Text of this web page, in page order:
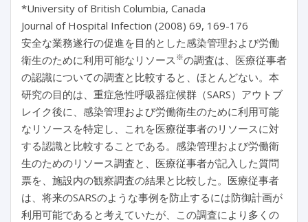
*University of British Columbia, Canada
Journal of Hospital Infection (2008) 69, 169-176
安全な業務遂行の促進を目的とした感染管理および労働
衛生のために利用可能なリソース ※の調査は、医療従事者
の認識についての調査と比較すると、ほとんどない。本
研究の目的は、重症急性呼吸器症候群（SARS）アウトブ
レイク後に、感染管理および労働衛生のために利用可能
なリソースを特定し、これを医療従事者のリソースに対
する認識と比較することである。感染管理および労働衛
生のためのリソース調査と、医療従事者が記入した質問
票を、施設内の観察調査の結果と比較した。医療従事者
は、将来のSARSのような事例を防止するには防御計画が
利用可能であると考えていたが、この調査により多くの